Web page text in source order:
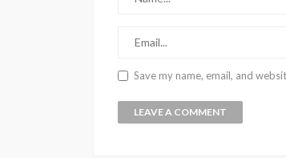
Save my name, email, and